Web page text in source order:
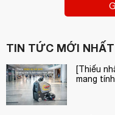
TIN TỨC MỚI NHẤT
[Thiếu
mang